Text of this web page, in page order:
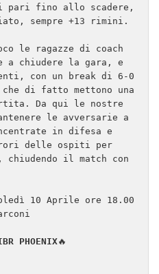
pari fino allo scadere,
sempre +13 rimini.
le ragazze di coach
a chiudere la gara, e
con un break di 6-0
di fatto mettono una
Da qui le nostre
le avversarie a
in difesa e
delle ospiti per
il match con
10 Aprile ore 18.00
PHOENIX🔥